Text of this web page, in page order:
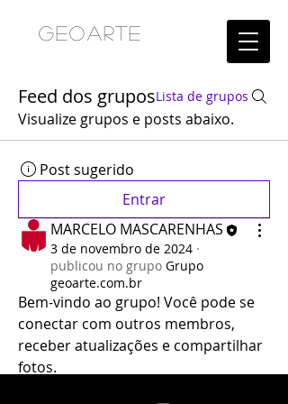
GEOARTE
Feed dos gruposLista de grupos
Visualize grupos e posts abaixo.
Post sugerido
Entrar
MARCELO MASCARENHAS
3 de novembro de 2024 ·
publicou no grupo Grupo
geoarte.com.br
Bem-vindo ao grupo! Você pode se
conectar com outros membros,
receber atualizações e compartilhar
fotos.